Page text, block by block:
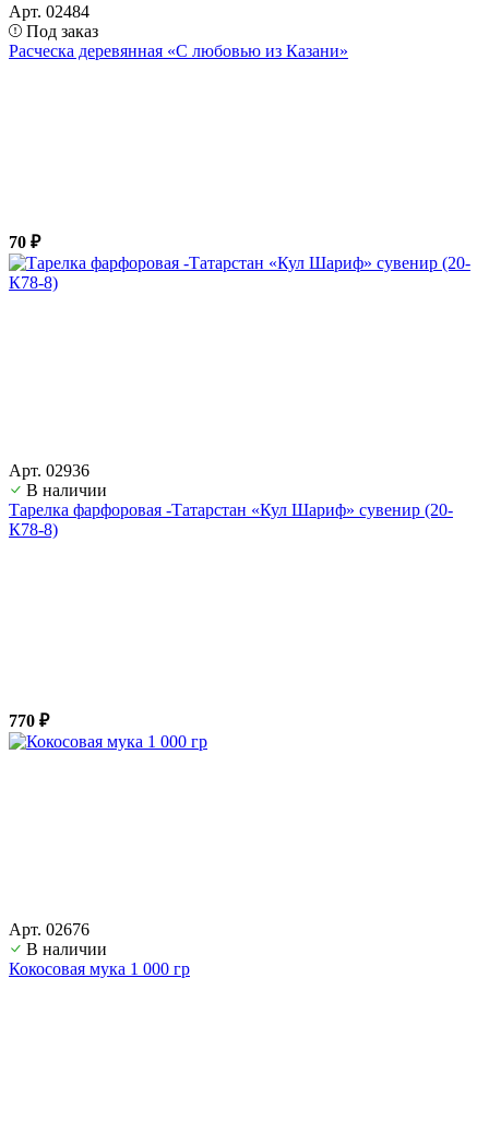
Арт. 02484
Под заказ
Расческа деревянная «С любовью из Казани»
70 ₽
Арт. 02936
В наличии
Тарелка фарфоровая -Татарстан «Кул Шариф» сувенир (20-
К78-8)
770 ₽
Арт. 02676
В наличии
Кокосовая мука 1 000 гр